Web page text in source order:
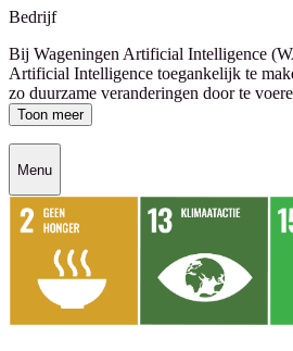
Bedrijf
Bij Wageningen Artificial Intelligence
Artificial Intelligence toegankelijk te
zo duurzame veranderingen door te
Toon meer
Menu